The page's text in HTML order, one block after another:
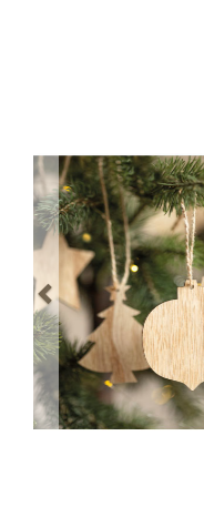
Escritura
Navidad 🎄 Invierno
Tecnología
Más Regalos